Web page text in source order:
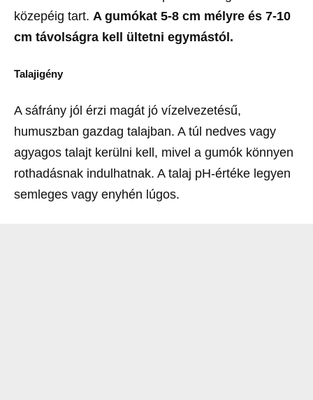
közepéig tart. A gumókat 5-8 cm mélyre és 7-10
cm távolságra kell ültetni egymástól.
Talajigény
A sáfrány jól érzi magát jó vízelvezetésű,
humuszban gazdag talajban. A túl nedves vagy
agyagos talajt kerülni kell, mivel a gumók könnyen
rothadásnak indulhatnak. A talaj pH-értéke legyen
semleges vagy enyhén lúgos.